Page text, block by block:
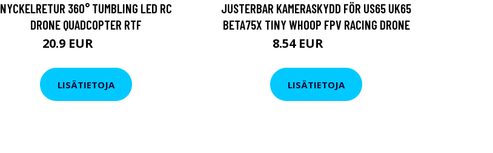
NYCKELRETUR 360° TUMBLING LED RC
DRONE QUADCOPTER RTF
20.9 EUR
LISÄTIETOJA
JUSTERBAR KAMERASKYDD FÖR US65 UK65
BETA75X TINY WHOOP FPV RACING DRONE
8.54 EUR
LISÄTIETOJA